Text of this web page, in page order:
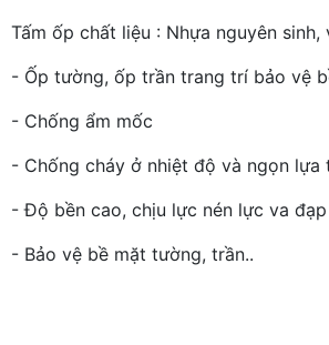
Tấm ốp chất liệu : Nhựa nguyên sinh,
- Ốp tường, ốp trần trang trí bảo vệ
- Chống ẩm mốc
- Chống cháy ở nhiệt độ và ngọn lựa
- Độ bền cao, chịu lực nén lực va
- Bảo vệ bề mặt tường, trần..